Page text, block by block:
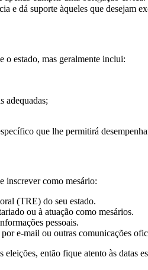
e dá suporte àqueles que desejam
o estado, mas geralmente inclui:
adequadas;
que lhe permitirá
inscrever como mesário:
(TRE) do seu estado.
ou à atuação como mesários.
pessoais.
e-mail ou outras comunicações
eleições, então fique atento às datas